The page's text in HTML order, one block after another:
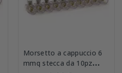
Morsetto a cappuccio 6
mmq stecca da 10pz